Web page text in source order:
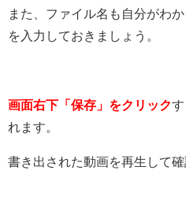
また、ファイル名も自分がわ
を入力しておきましょう。
画面右下「保存」をクリック
れます。
書き出された動画を再生して確